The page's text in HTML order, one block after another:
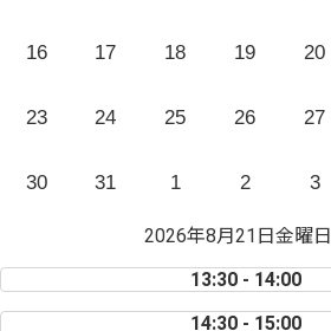
16 17 18 19 20
23 24 25 26 27
30 31 1 2 3
2026年8月21日金曜日
13:30 - 14:00
14:30 - 15:00